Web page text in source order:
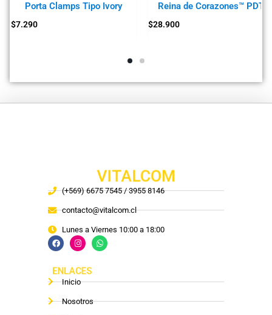
Porta Clamps Tipo Ivory
$7.290
Reina de Corazones™ PDT
$28.900
VITALCOM
(+569) 6675 7545 / 3955 8146
contacto@vitalcom.cl
Lunes a Viernes 10:00 a 18:00
ENLACES
Inicio
Nosotros